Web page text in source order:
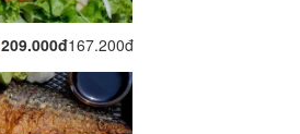
209.000đ167.200đ